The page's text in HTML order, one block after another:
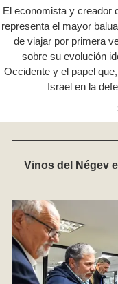
El economista y creador
representa el mayor
de viajar por primera
sobre su evolución
Occidente y el papel
Israel en la
Vinos del Négev